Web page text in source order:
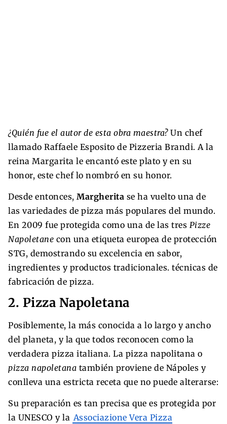
¿Quién fue el autor de esta obra maestra?Un chef
llamado Raffaele Esposito de Pizzeria Brandi. A la
reina Margarita le encantó este plato y en su
honor, este chef lo nombró en su honor.
Desde entonces, Margherita se ha vuelto una de
las variedades de pizza más populares del mundo.
En 2009 fue protegida como una de las tres Pizze
Napoletane con una etiqueta europea de protección
STG, demostrando su excelencia en sabor,
ingredientes y productos tradicionales. técnicas de
fabricación de pizza.
2. Pizza Napoletana
Posiblemente, la más conocida a lo largo y ancho
del planeta, y la que todos reconocen como la
verdadera pizza italiana. La pizza napolitana o
pizza napoletana también proviene de Nápoles y
conlleva una estricta receta que no puede alterarse:
Su preparación es tan precisa que es protegida por
la UNESCO y la Associazione Vera Pizza